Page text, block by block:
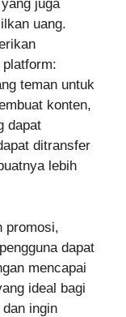
juga
uang.
teman untuk
konten,
dapat
ditransfer
lebih
promosi,
dapat
mencapai
ideal bagi
ingin